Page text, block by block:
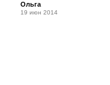
Ольга
19 июн 2014